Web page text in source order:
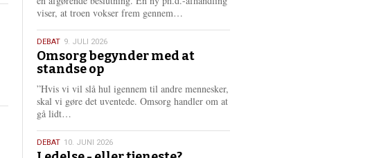
viser, at troen vokser frem gennem…
e
e
9.
juli
2026
DEBAT 9. JULI 2026
Omsorg begynder med at
standse op
”Hvis vi vil slå hul igennem til andre mennesker,
skal vi gøre det uventede. Omsorg handler om at
gå lidt…
s
10.
DEBAT 10. JUNI 2026